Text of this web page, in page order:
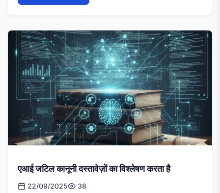
एआई जटिल कानूनी दस्तावेज़ों का विश्लेषण करता है
22/09/2025 38